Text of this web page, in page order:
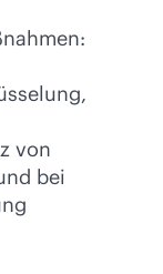
von
bei